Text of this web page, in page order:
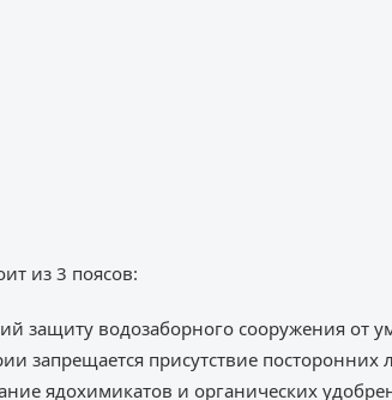
из 3 поясов:
защиту водозаборного сооружения от
запрещается присутствие
ядохимикатов и органических